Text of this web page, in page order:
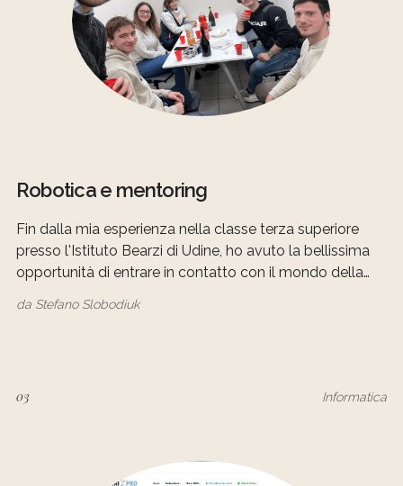
Robotica e mentoring
Fin dalla mia esperienza nella classe terza superiore
presso l'Istituto Bearzi di Udine, ho avuto la bellissima
opportunità di entrare in contatto con il mondo della
da Stefano Slobodiuk
03 Informatica